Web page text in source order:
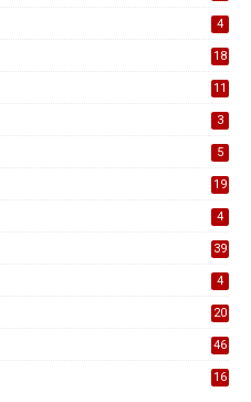
4
18
11
3
5
19
4
39
4
20
46
16